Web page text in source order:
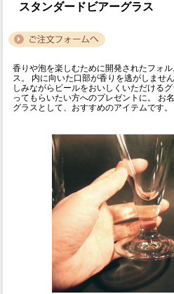
スタンダードビアーグラス
香りや泡を楽しむために開発されたフォ
ス。 内に向いた口部が香りを逃がしませ
しみながらビールをおいしくいただける
ってもらいたい方へのプレゼントに。 お
グラスとして、おすすめのアイテムです。